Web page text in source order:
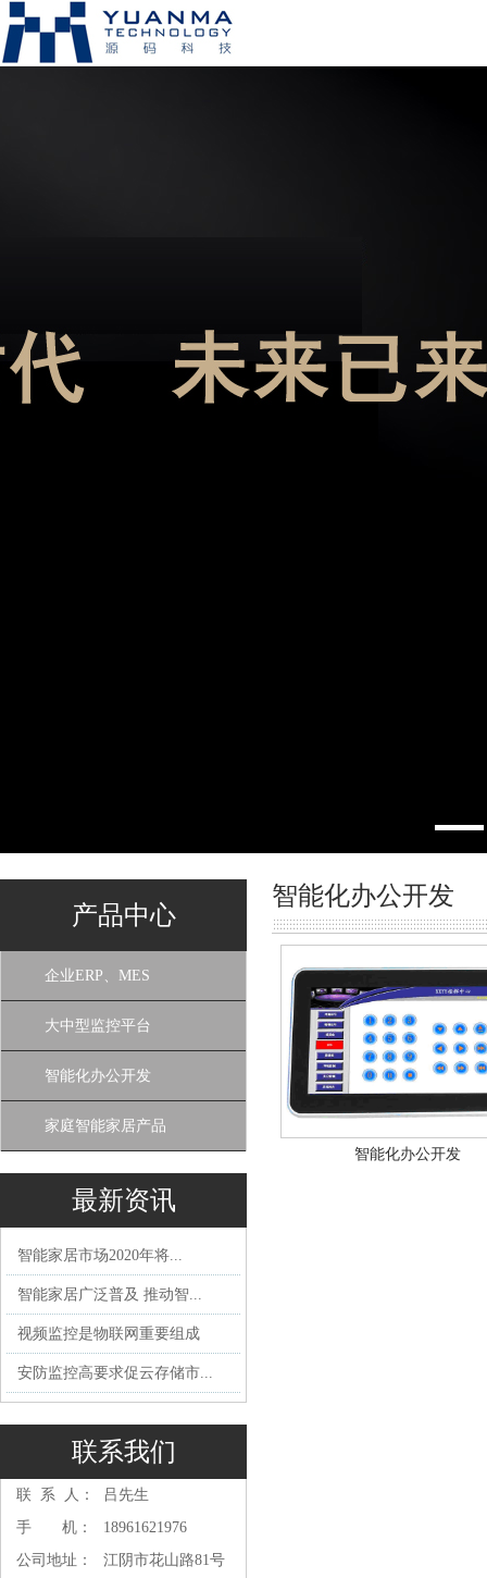
产品中心
企业ERP、MES
大中型监控平台
智能化办公开发
家庭智能家居产品
最新资讯
智能家居市场2020年将...
智能家居广泛普及 推动智...
视频监控是物联网重要组成
安防监控高要求促云存储市...
联系我们
联 系 人：
吕先生
手 机：
18961621976
公司地址：
江阴市花山路81号
智能化办公开发
智能化办公开发